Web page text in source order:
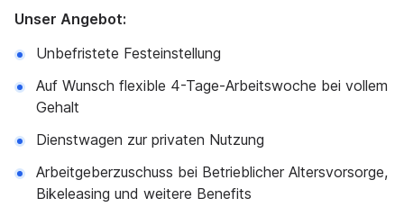
Unser Angebot:
Unbefristete Festeinstellung
Auf Wunsch flexible 4-Tage-Arbeitswoche bei vollem
Gehalt
Dienstwagen zur privaten Nutzung
Arbeitgeberzuschuss bei Betrieblicher Altersvorsorge,
Bikeleasing und weitere Benefits